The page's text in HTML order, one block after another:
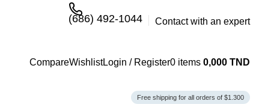
(686) 492-1044 Contact with an expert
CompareWishlistLogin / Register0 items 0,000 TND
Free shipping for all orders of $1.300